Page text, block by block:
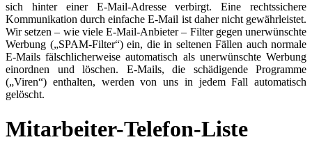
sich hinter einer E-Mail-Adresse verbirgt. Eine rechtssichere
Kommunikation durch einfache E-Mail ist daher nicht gewährleistet.
Wir setzen – wie viele E-Mail-Anbieter – Filter gegen unerwünschte
Werbung („SPAM-Filter“) ein, die in seltenen Fällen auch normale
E-Mails fälschlicherweise automatisch als unerwünschte Werbung
einordnen und löschen. E-Mails, die schädigende Programme
(„Viren“) enthalten, werden von uns in jedem Fall automatisch
gelöscht.
Mitarbeiter-Telefon-Liste